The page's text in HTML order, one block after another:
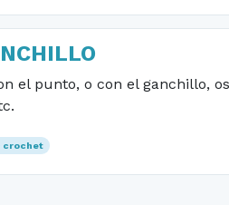
el punto, o con el ganchillo,
crochet